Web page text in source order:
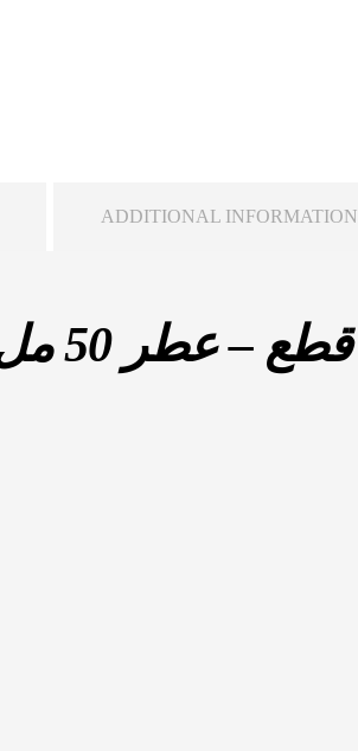
ADDITIONAL INFORMATION
مجموعة هدايا سيمفوني موزارد